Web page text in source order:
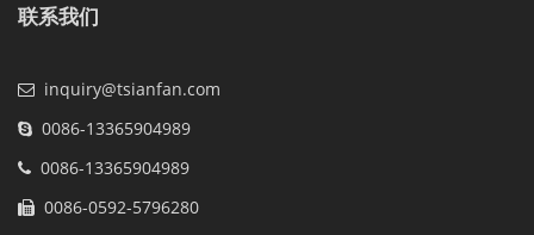
联系我们
inquiry@tsianfan.com
0086-13365904989
0086-13365904989
0086-0592-5796280